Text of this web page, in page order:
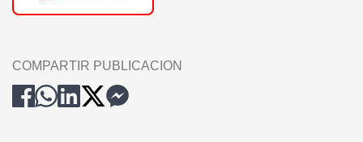
COMPARTIR PUBLICACION